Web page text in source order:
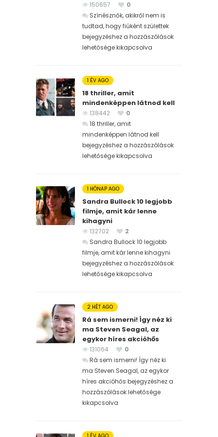
150657
0
Színésznők, akikről nem is
tudtad, hogy fiúként születtek
bejegyzéshez a hozzászólások
lehetősége kikapcsolva
1 ÉV AGO
18 thriller, amit
mindenképpen látnod kell
138442
0
18 thriller, amit
mindenképpen látnod kell
bejegyzéshez a hozzászólások
lehetősége kikapcsolva
1 HÓNAP AGO
Sandra Bullock 10 legjobb
filmje, amit kár lenne
kihagyni
132702
2
Sandra Bullock 10 legjobb
filmje, amit kár lenne kihagyni
bejegyzéshez a hozzászólások
lehetősége kikapcsolva
2 HÉT AGO
Rá sem ismerni! Így néz ki
ma Steven Seagal, az
egykor híres akcióhős
131064
0
Rá sem ismerni! Így néz ki
ma Steven Seagal, az egykor
híres akcióhős bejegyzéshez a
hozzászólások lehetősége
kikapcsolva